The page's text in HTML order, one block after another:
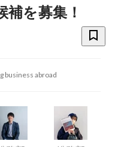
を募集！
business abroad